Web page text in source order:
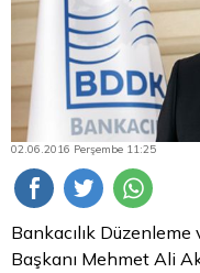
02.06.2016 Perşembe 11:25
Bankacılık
Başkanı Mehmet Ali